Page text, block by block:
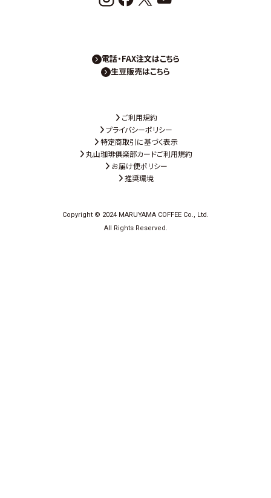
電話・FAX注文はこちら
生豆販売はこちら
ご利用規約
プライバシーポリシー
特定商取引に基づく表示
丸山珈琲俱楽部カードご利用規約
お届け便ポリシー
推奨環境
Copyright © 2024 MARUYAMA COFFEE Co., Ltd.
All Rights Reserved.